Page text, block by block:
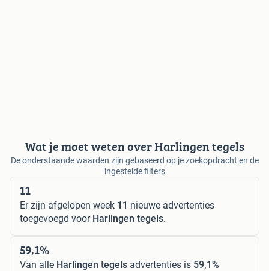
Wat je moet weten over Harlingen tegels
De onderstaande waarden zijn gebaseerd op je zoekopdracht en de
ingestelde filters
11
Er zijn afgelopen week 11 nieuwe advertenties
toegevoegd voor Harlingen tegels.
59,1%
Van alle Harlingen tegels advertenties is 59,1%